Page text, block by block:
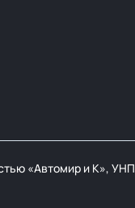
«Автомир и К»,